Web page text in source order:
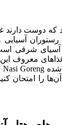
که دوست دارند
رستوران
آسیای شرقی
معروف این
را امتحان